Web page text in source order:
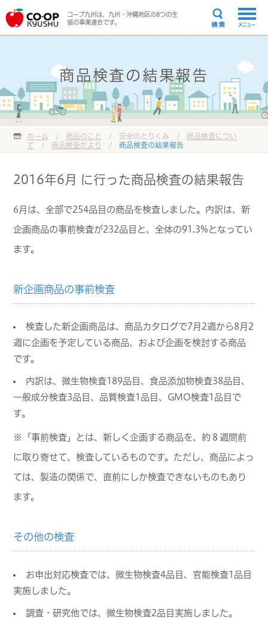
コープ九州は、九州・沖縄地区の8つの生
協の事業連合です。
メニュー
商品検査の結果報告
ホーム / 商品のこと / 安全のとりくみ /
商品検査につい
て / 商品検査だより / 商品検査の結果報告
2016年6月 に行った商品検査の結果報告
6月は、全部で254品目の商品を検査しました。内訳は、新
企画商品の事前検査が232品目と、全体の91.3%となってい
ます。
新企画商品の事前検査
検査した新企画商品は、商品カタログで7月2週から8月2
週に企画を予定している商品、および企画を検討する商品
です。
内訳は、微生物検査189品目、食品添加物検査38品目、
一般成分検査3品目、品質検査1品目、GMO検査1品目で
す。
※「事前検査」とは、新しく企画する商品を、約８週間前
に取り寄せて、検査しているものです。ただし、商品によっ
ては、製造の関係で、直前にしか検査できないものもあり
ます。
その他の検査
お申出対応検査では、微生物検査4品目、官能検査1品目
実施しました。
調査・研究他では、微生物検査2品目実施しました。